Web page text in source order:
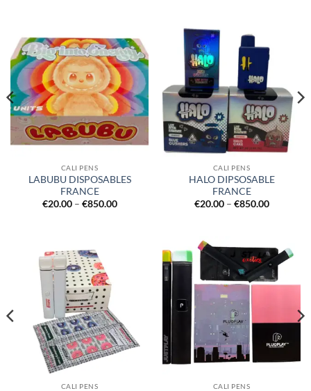
CALI PENS
LABUBU DISPOSABLES
FRANCE
€20.00 – €850.00Price
CALI PENS
HALO DIPSOSABLE
FRANCE
€20.00 – €850.00Price
CALI PENS CALI PENS